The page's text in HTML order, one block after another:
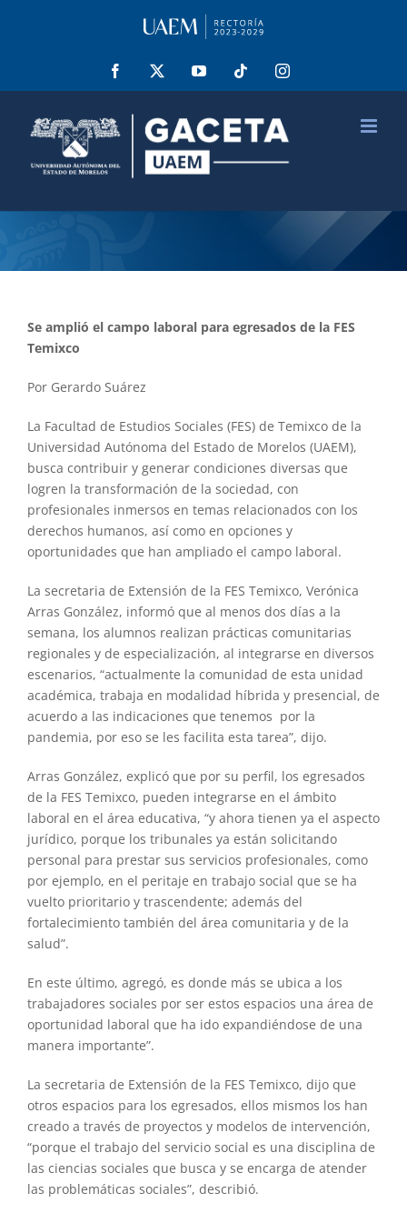
Facebook YouTube Tiktok Instagram
Se amplió el campo laboral para egresados de la FES
Temixco
Por Gerardo Suárez
La Facultad de Estudios Sociales (FES) de Temixco de la
Universidad Autónoma del Estado de Morelos (UAEM),
busca contribuir y generar condiciones diversas que
logren la transformación de la sociedad, con
profesionales inmersos en temas relacionados con los
derechos humanos, así como en opciones y
oportunidades que han ampliado el campo laboral.
La secretaria de Extensión de la FES Temixco, Verónica
Arras González, informó que al menos dos días a la
semana, los alumnos realizan prácticas comunitarias
regionales y de especialización, al integrarse en diversos
escenarios, “actualmente la comunidad de esta unidad
académica, trabaja en modalidad híbrida y presencial, de
acuerdo a las indicaciones que tenemos por la
pandemia, por eso se les facilita esta tarea”, dijo.
Arras González, explicó que por su perfil, los egresados
de la FES Temixco, pueden integrarse en el ámbito
laboral en el área educativa, “y ahora tienen ya el aspecto
jurídico, porque los tribunales ya están solicitando
personal para prestar sus servicios profesionales, como
por ejemplo, en el peritaje en trabajo social que se ha
vuelto prioritario y trascendente; además del
fortalecimiento también del área comunitaria y de la
salud”.
En este último, agregó, es donde más se ubica a los
trabajadores sociales por ser estos espacios una área de
oportunidad laboral que ha ido expandiéndose de una
manera importante”.
La secretaria de Extensión de la FES Temixco, dijo que
otros espacios para los egresados, ellos mismos los han
creado a través de proyectos y modelos de intervención,
“porque el trabajo del servicio social es una disciplina de
las ciencias sociales que busca y se encarga de atender
las problemáticas sociales”, describió.